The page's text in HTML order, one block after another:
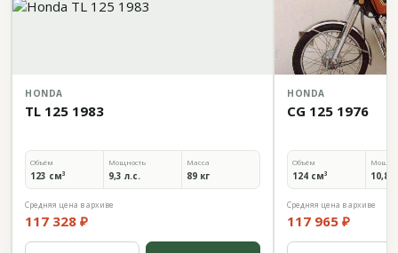
HONDA
TL 125 1983
Объём
123 см³
Мощность
9,3 л.с.
Масса
89 кг
Средняя цена в архиве
117 328 ₽
HONDA
CG 125 1976
Объём
124 см³ 10,8
Средняя цена в архиве
117 965 ₽